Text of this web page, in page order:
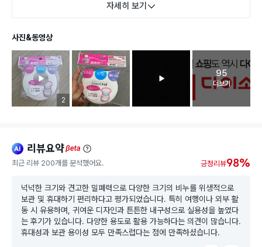
자세히 보기
사진&동영상
리뷰 이미지 등록 개수
2
고객 리뷰
95
더보기
ai 리뷰요약beta
최근 리뷰 200개를 분석했어요. 긍정리뷰98%
넉넉한 크기와 견고한 밀폐력으로 다양한 크기의 비누를 위생적으로
보관 및 휴대하기 편리하다고 평가되었습니다. 특히 여행이나 외부 활
동 시 유용하며, 귀여운 디자인과 튼튼한 내구성으로 실용성을 높였다
는 후기가 있습니다. 다양한 용도로 활용 가능하다는 의견이 많습니다.
휴대성과 보관 용이성 모두 만족스럽다는 점에 만족하셨습니다.